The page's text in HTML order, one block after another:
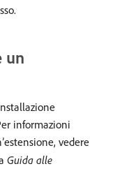
un
informazioni
vedere
Guida alle